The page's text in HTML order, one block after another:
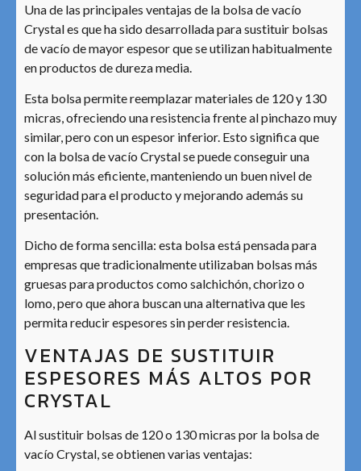
Una de las principales ventajas de la bolsa de vacío
Crystal es que ha sido desarrollada para sustituir bolsas
de vacío de mayor espesor que se utilizan habitualmente
en productos de dureza media.
Esta bolsa permite reemplazar materiales de 120 y 130
micras, ofreciendo una resistencia frente al pinchazo muy
similar, pero con un espesor inferior. Esto significa que
con la bolsa de vacío Crystal se puede conseguir una
solución más eficiente, manteniendo un buen nivel de
seguridad para el producto y mejorando además su
presentación.
Dicho de forma sencilla: esta bolsa está pensada para
empresas que tradicionalmente utilizaban bolsas más
gruesas para productos como salchichón, chorizo o
lomo, pero que ahora buscan una alternativa que les
permita reducir espesores sin perder resistencia.
VENTAJAS DE SUSTITUIR
ESPESORES MÁS ALTOS POR
CRYSTAL
Al sustituir bolsas de 120 o 130 micras por la bolsa de
vacío Crystal, se obtienen varias ventajas: